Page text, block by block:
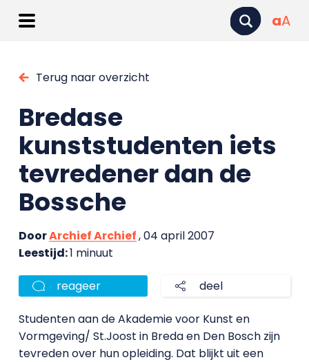
aA
Terug naar overzicht
Bredase
kunststudenten iets
tevredener dan de
Bossche
DoorArchief Archief, 04 april 2007
Leestijd:1 minuut
reageer deel
Studenten aan de Akademie voor Kunst en
Vormgeving/ St.Joost in Breda en Den Bosch zijn
tevreden over hun opleiding. Dat blijkt uit een